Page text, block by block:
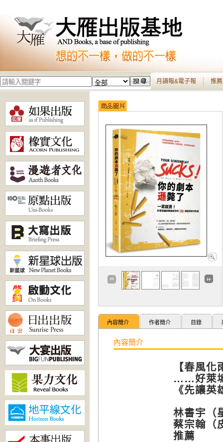
月讀報&電子報 推
內容簡介 作者簡介 目錄
內容簡介
【春風
……好萊
《先讓
林書宇（
蔡宗翰（
推薦